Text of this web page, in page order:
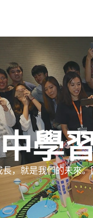
學
，就是我們的未來